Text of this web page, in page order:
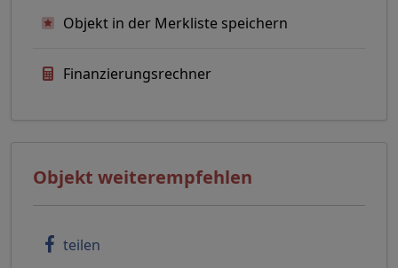
Objekt in der Merkliste speichern
Finanzierungsrechner
Objekt weiterempfehlen
teilen